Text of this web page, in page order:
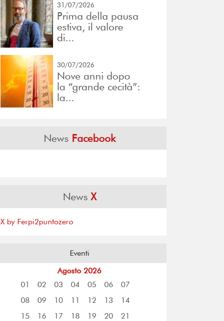
31/07/2026
Prima della pausa
estiva, il valore
di...
30/07/2026
Nove anni dopo
la “grande cecità”:
la...
News Facebook
NewsX
X by Ferpi2puntozero
Eventi
Agosto 2026
01
02 03 04 05 06
07
08
09 10 11 12 13
14
15
16 17 18 19 20
21